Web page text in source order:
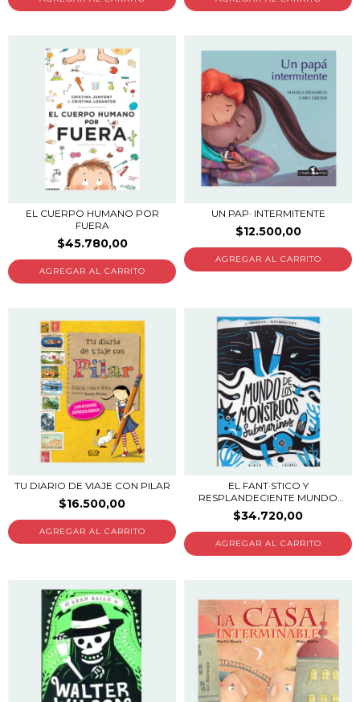
EL CUERPO HUMANO POR
FUERA
$45.780,00
UN PAP· INTERMITENTE
$12.500,00
TU DIARIO DE VIAJE CON PILAR
$16.500,00
EL FANT·STICO Y
RESPLANDECIENTE MUNDO
DE...
$34.720,00